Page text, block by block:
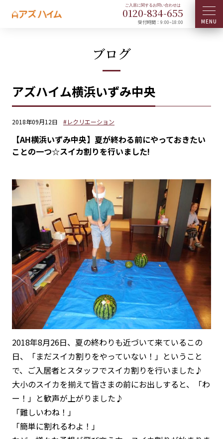
0120-834-655
受付時間：9:00~18:00
ブログ
アズハイム横浜いずみ中央
2018年09月12日 #レクリエーション
【AH横浜いずみ中央】夏が終わる前にやっておきたい
ことの一つ☆スイカ割りを行いました!
2018年8月26日、夏の終わりも近づいて来ているこの
日、「まだスイカ割りをやっていない！」ということ
で、ご入居者とスタッフでスイカ割りを行いました♪
大小のスイカを揃えて皆さまの前にお出しすると、「わ
ー！」と歓声が上がりました♪
「難しいわね！」
「簡単に割れるわよ！」